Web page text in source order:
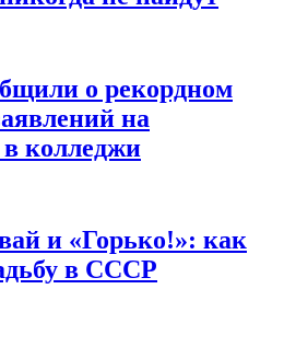
о рекордном
на
в колледжи
и «Горько!»: как
в СССР